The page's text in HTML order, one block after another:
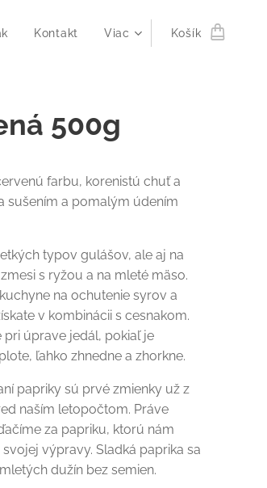
Kontakt Viac Košík
500g
farbu, korenistú chuť a
sušením a pomalým údením
typov gulášov, ale aj na
s ryžou a na mleté mäso.
na ochutenie syrov a
v kombinácii s cesnakom.
úprave jedál, pokiaľ je
ľahko zhnedne a zhorkne.
papriky sú prvé zmienky už z
naším letopočtom. Práve
za papriku, ktorú nám
výpravy. Sladká paprika sa
dužín bez semien.